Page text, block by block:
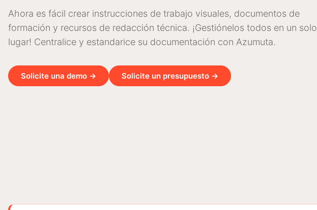
Ahora es fácil crear instrucciones de trabajo visuales, documentos de
formación y recursos de redacción técnica. ¡Gestiónelos todos en un solo
lugar! Centralice y estandarice su documentación con Azumuta.
Solicite una demo → Solicite un presupuesto →